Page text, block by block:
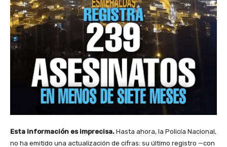
Esta información es imprecisa. Hasta ahora, la Policía Nacional,
no ha emitido una actualización de cifras: su último registro —con